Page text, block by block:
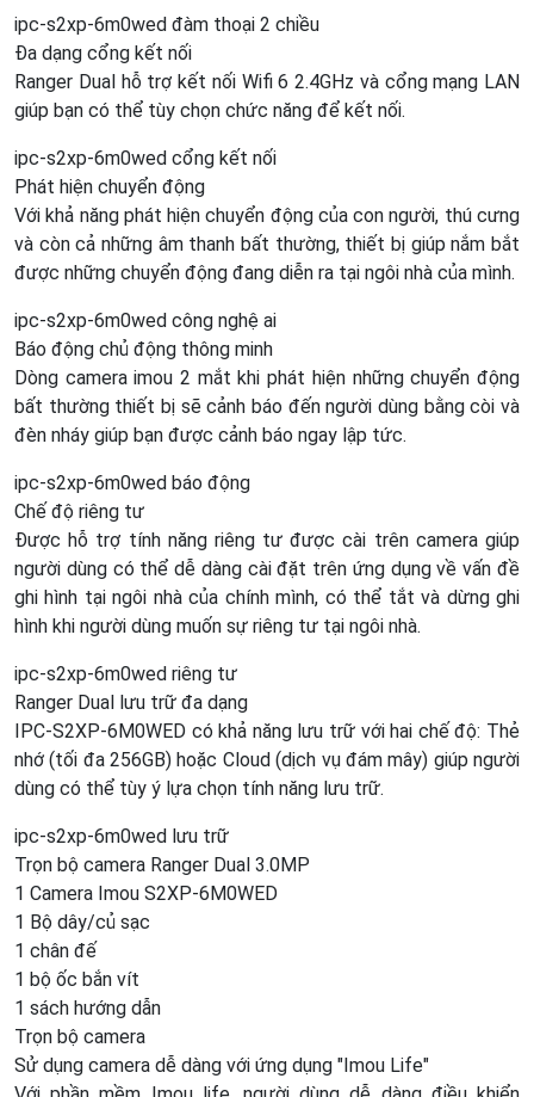
ipc-s2xp-6m0wed đàm thoại 2 chiều
Đa dạng cổng kết nối
Ranger Dual hỗ trợ kết nối Wifi 6 2.4GHz và cổng mạng LAN
giúp bạn có thể tùy chọn chức năng để kết nối.
ipc-s2xp-6m0wed cổng kết nối
Phát hiện chuyển động
Với khả năng phát hiện chuyển động của con người, thú cưng
và còn cả những âm thanh bất thường, thiết bị giúp nắm bắt
được những chuyển động đang diễn ra tại ngôi nhà của mình.
ipc-s2xp-6m0wed công nghệ ai
Báo động chủ động thông minh
Dòng camera imou 2 mắt khi phát hiện những chuyển động
bất thường thiết bị sẽ cảnh báo đến người dùng bằng còi và
đèn nháy giúp bạn được cảnh báo ngay lập tức.
ipc-s2xp-6m0wed báo động
Chế độ riêng tư
Được hỗ trợ tính năng riêng tư được cài trên camera giúp
người dùng có thể dễ dàng cài đặt trên ứng dụng về vấn đề
ghi hình tại ngôi nhà của chính mình, có thể tắt và dừng ghi
hình khi người dùng muốn sự riêng tư tại ngôi nhà.
ipc-s2xp-6m0wed riêng tư
Ranger Dual lưu trữ đa dạng
IPC-S2XP-6M0WED có khả năng lưu trữ với hai chế độ: Thẻ
nhớ (tối đa 256GB) hoặc Cloud (dịch vụ đám mây) giúp người
dùng có thể tùy ý lựa chọn tính năng lưu trữ.
ipc-s2xp-6m0wed lưu trữ
Trọn bộ camera Ranger Dual 3.0MP
1 Camera Imou S2XP-6M0WED
1 Bộ dây/củ sạc
1 chân đế
1 bộ ốc bắn vít
1 sách hướng dẫn
Trọn bộ camera
Sử dụng camera dễ dàng với ứng dụng "Imou Life"